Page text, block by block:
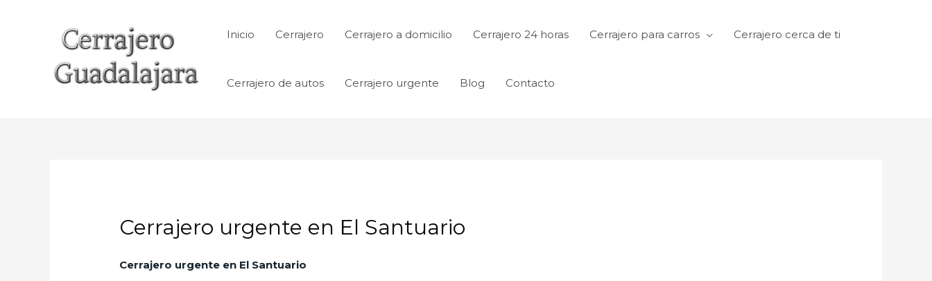
Inicio Cerrajero Cerrajero a domicilio Cerrajero 24 horas Cerrajero para carros Cerrajero cerca de ti
Cerrajero de autos Cerrajero urgente Blog Contacto
Cerrajero urgente en El Santuario
Cerrajero urgente en El Santuario